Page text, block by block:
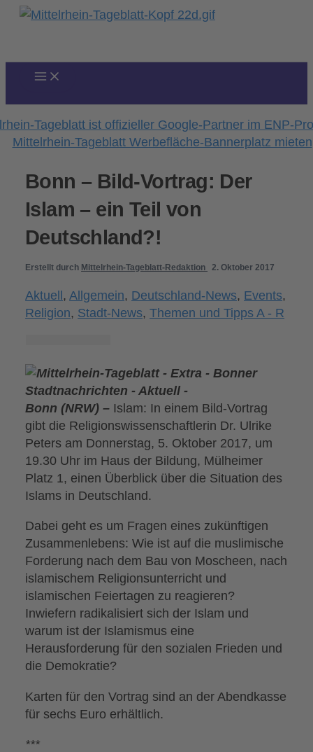
Zum
Bonn – Bild-Vortrag: Der
Islam – ein Teil von
Deutschland?!
Erstellt durch Mittelrhein-Tageblatt-Redaktion 2. Oktober 2017
Aktuell,Allgemein, Deutschland-News, Events,
Religion, Stadt-News,Themen und Tipps A - R
Bonn (NRW) – Islam: In einem Bild-Vortrag
gibt die Religionswissenschaftlerin Dr. Ulrike
Peters am Donnerstag, 5. Oktober 2017, um
19.30 Uhr im Haus der Bildung, Mülheimer
Platz 1, einen Überblick über die Situation des
Islams in Deutschland.
Dabei geht es um Fragen eines zukünftigen
Zusammenlebens: Wie ist auf die muslimische
Forderung nach dem Bau von Moscheen, nach
islamischem Religionsunterricht und
islamischen Feiertagen zu reagieren?
Inwiefern radikalisiert sich der Islam und
warum ist der Islamismus eine
Herausforderung für den sozialen Frieden und
die Demokratie?
Karten für den Vortrag sind an der Abendkasse
für sechs Euro erhältlich.
***